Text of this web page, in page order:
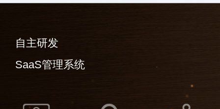
自主研发
SaaS管理系统